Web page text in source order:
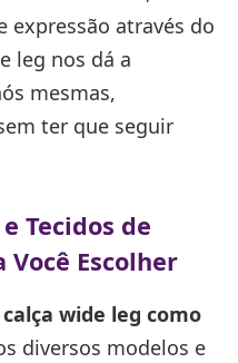
expressão através do
leg nos dá a
mesmas,
ter que seguir
Tecidos de
Você Escolher
calça wide leg como
diversos modelos e